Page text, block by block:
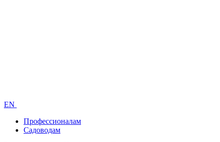
EN
Профессионалам
Садоводам